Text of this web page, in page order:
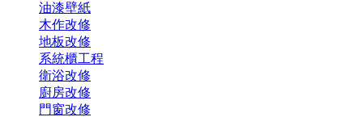
油漆壁紙
木作改修
地板改修
系統櫃工程
衛浴改修
廚房改修
門窗改修